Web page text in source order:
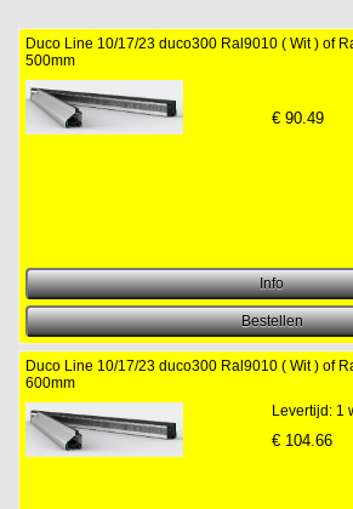
Duco Line 10/17/23 duco300 Ral9010 ( Wit ) of
500mm
€ 90.49
Duco Line 10/17/23 duco300 Ral9010 ( Wit ) of
600mm
Levertijd: 1
€ 104.66